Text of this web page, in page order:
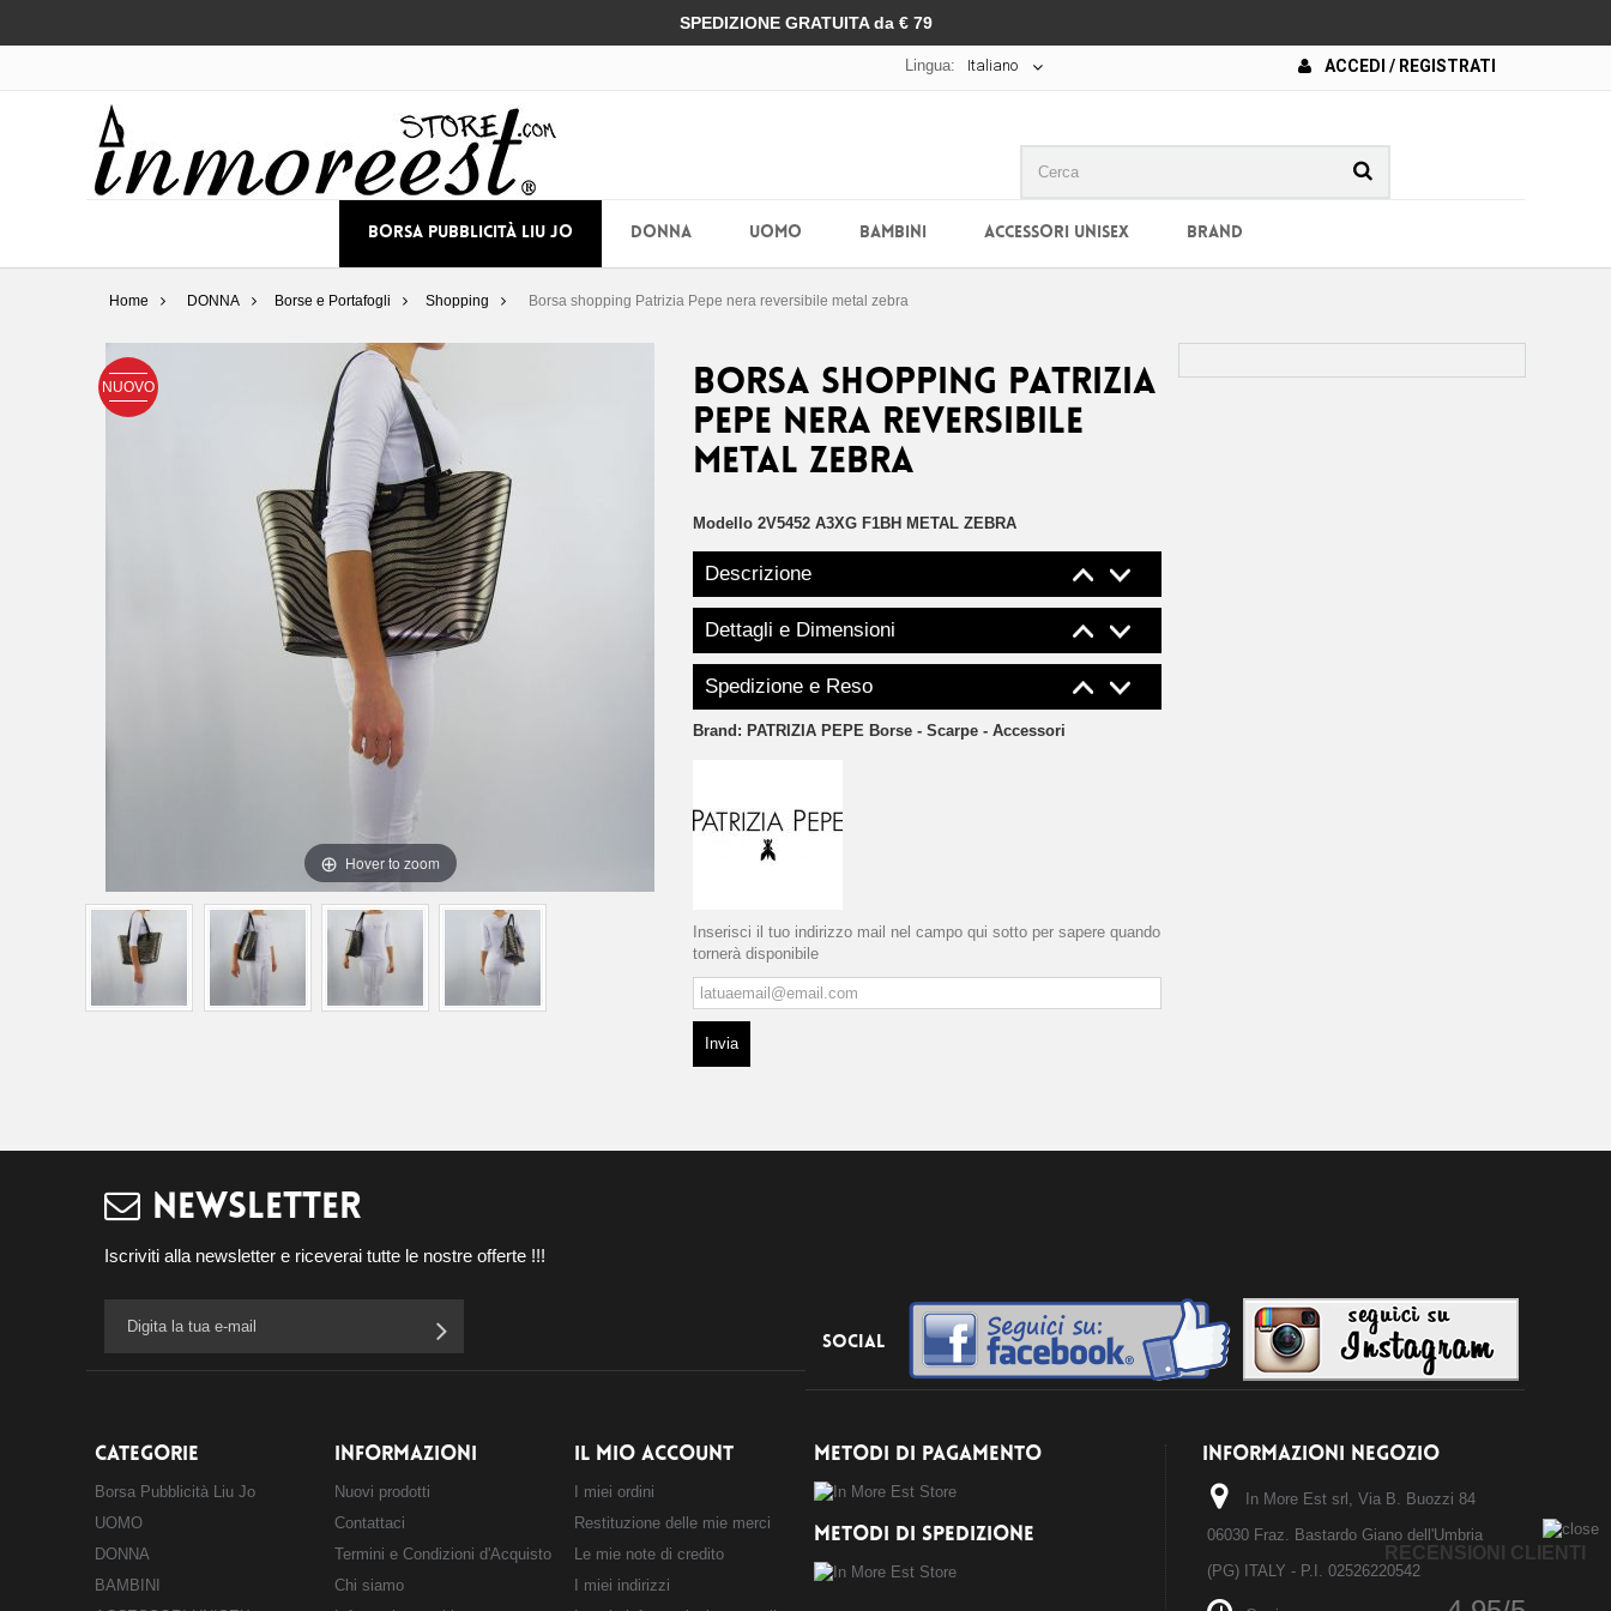
SPEDIZIONE GRATUITA da € 79
ACCEDI / REGISTRATI
Lingua: Italiano
BORSA PUBBLICITÀ LIU JO DONNA UOMO BAMBINI ACCESSORI UNISEX BRAND
Home DONNA Borse e Portafogli Shopping Borsa shopping Patrizia Pepe nera reversibile metal zebra
NUOVO
Hover to zoom
Borsa shopping Patrizia
Pepe nera reversibile
metal zebra
Modello 2V5452 A3XG F1BH METAL ZEBRA
Descrizione
Dettagli e Dimensioni
Spedizione e Reso
Brand: PATRIZIA PEPE Borse - Scarpe - Accessori
Inserisci il tuo indirizzo mail nel campo qui sotto per sapere quando
tornerà disponibile
Invia
NEWSLETTER
Iscriviti alla newsletter e riceverai tutte le nostre offerte !!!
Social
CATEGORIE
Borsa Pubblicità Liu Jo
UOMO
DONNA
BAMBINI
INFORMAZIONI
Nuovi prodotti
Contattaci
Termini e Condizioni d'Acquisto
Chi siamo
IL MIO ACCOUNT
I miei ordini
Restituzione delle mie merci
Le mie note di credito
I miei indirizzi
METODI DI PAGAMENTO
METODI DI SPEDIZIONE
INFORMAZIONI NEGOZIO
In More Est srl, Via B. Buozzi 84
06030 Fraz. Bastardo Giano dell'Umbria
(PG) ITALY - P.I. 02526220542
RECENSIONI CLIENTI